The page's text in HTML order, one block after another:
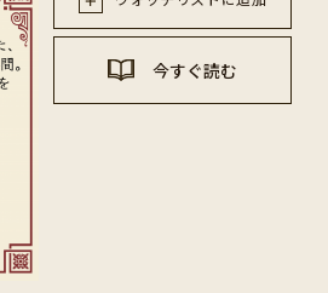
今すぐ読む